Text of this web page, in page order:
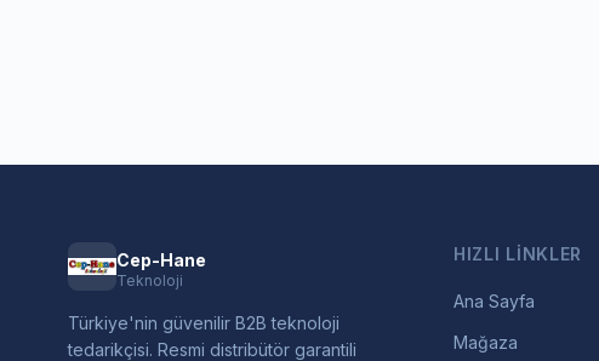
Cep-Hane
Teknoloji
Türkiye'nin güvenilir B2B teknoloji
tedarikçisi. Resmi distribütör garantili
HIZLI LINKLER
Ana Sayfa
Mağaza